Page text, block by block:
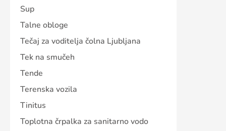
Sup
Talne obloge
Tečaj za voditelja čolna Ljubljana
Tek na smučeh
Tende
Terenska vozila
Tinitus
Toplotna črpalka za sanitarno vodo